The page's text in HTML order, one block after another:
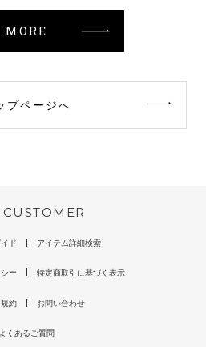
MORE
プページへ
ド アイテム詳細検索
ー 特定商取引に基づく表示
約 お問い合わせ
よくあるご質問